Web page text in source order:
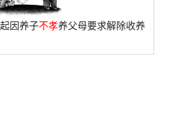
因养子不孝养父母要求解除收养